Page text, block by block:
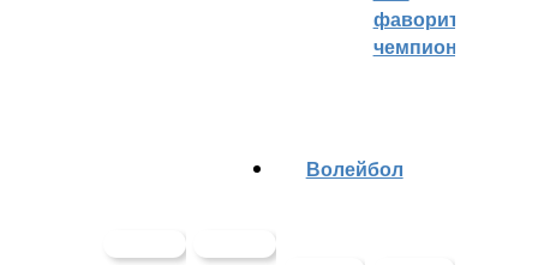
фаворитах
чемпионата
Волейбол